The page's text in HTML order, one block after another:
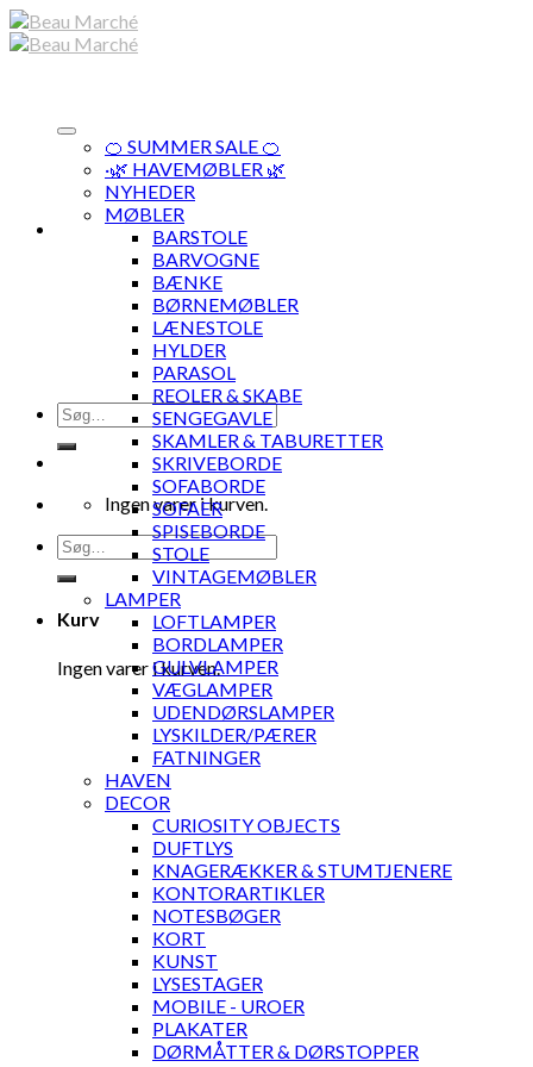
Skip
to
Søg
efter:
Ingen varer i kurven.
Søg
efter:
Kurv
Ingen varer i kurven.
🍊 SUMMER SALE 🍊
·🌿 HAVEMØBLER 🌿
NYHEDER
MØBLER
BARSTOLE
BARVOGNE
BÆNKE
BØRNEMØBLER
LÆNESTOLE
HYLDER
PARASOL
REOLER & SKABE
SENGEGAVLE
SKAMLER & TABURETTER
SKRIVEBORDE
SOFABORDE
SOFAER
SPISEBORDE
STOLE
VINTAGEMØBLER
LAMPER
LOFTLAMPER
BORDLAMPER
GULVLAMPER
VÆGLAMPER
UDENDØRSLAMPER
LYSKILDER/PÆRER
FATNINGER
HAVEN
DECOR
CURIOSITY OBJECTS
DUFTLYS
KNAGERÆKKER & STUMTJENERE
KONTORARTIKLER
NOTESBØGER
KORT
KUNST
LYSESTAGER
MOBILE - UROER
PLAKATER
DØRMÅTTER & DØRSTOPPER